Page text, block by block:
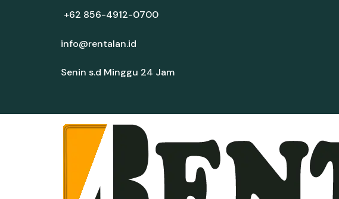
+62 856-4912-0700
info@rentalan.id
Senin s.d Minggu 24 Jam